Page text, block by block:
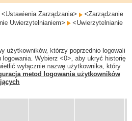
<Ustawienia Zarządzania>
<Zarządzanie
Uwierzytelnianiem>
<Uwierzytelnianie
użytkowników, którzy poprzednio logowali
Wybierz <0>, aby ukryć historię
wyłącznie nazwę użytkownika, który
metod logowania użytkowników